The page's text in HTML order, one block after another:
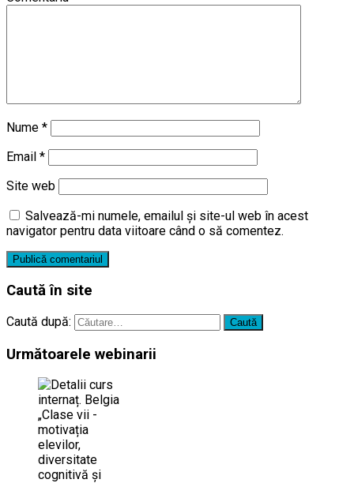
Nume *
Email *
Site web
Salvează-mi numele, emailul și site-ul web în acest
navigator pentru data viitoare când o să comentez.
Caută în site
Caută după:
Următoarele webinarii